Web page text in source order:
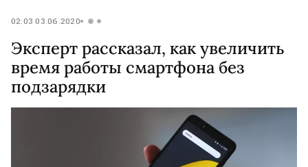
02:03 03.06.2020
Эксперт рассказал, как увеличить
время работы смартфона без
подзарядки